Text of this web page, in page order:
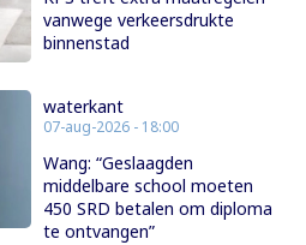
vanwege verkeersdrukte
binnenstad
waterkant
07-aug-2026 - 18:00
Wang: “Geslaagden
middelbare school moeten
450 SRD betalen om diploma
te ontvangen”